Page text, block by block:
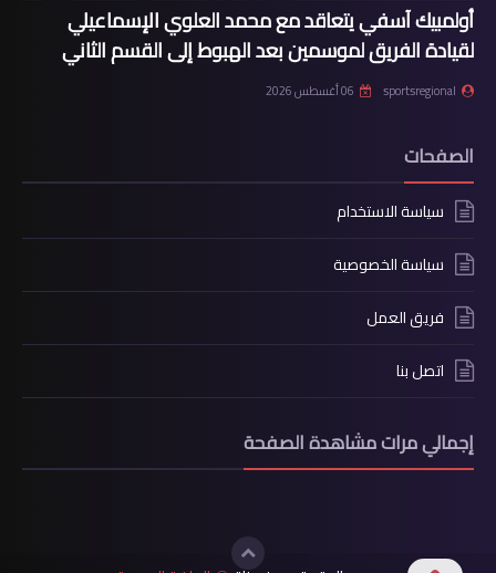
أولمبيك آسفي يتعاقد مع محمد العلوي الإسماعيلي
لقيادة الفريق لموسمين بعد الهبوط إلى القسم الثاني
sportsregional 06 أغسطس 2026
الصفحات
سياسة الاستخدام
سياسة الخصوصية
فريق العمل
اتصل بنا
إجمالي مرات مشاهدة الصفحة